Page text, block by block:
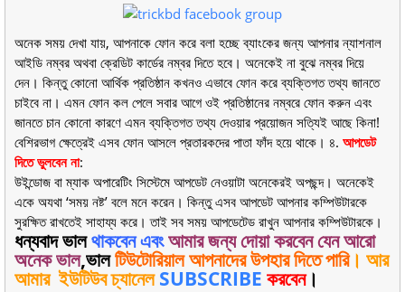
অনেক সময় দেখা যায়, আপনাকে ফোন করে বলা হচ্ছে ব্যাংকের জন্য আপনার ন্যাশনাল
আইডি নম্বর অথবা ক্রেডিট কার্ডের নম্বর দিতে হবে। অনেকেই না বুঝে নম্বর দিয়ে
দেন। কিন্তু কোনো আর্থিক প্রতিষ্ঠান কখনও এভাবে ফোন করে ব্যক্তিগত তথ্য জানতে
চাইবে না। এমন ফোন কল পেলে সবার আগে ওই প্রতিষ্ঠানের নম্বরে ফোন করুন এবং
জানতে চান কোনো কারণে এমন ব্যক্তিগত তথ্য দেওয়ার প্রয়োজন সত্যিই আছে কিনা!
বেশিরভাগ ক্ষেত্রেই এসব ফোন আসলে প্রতারকদের পাতা ফাঁদ হয়ে থাকে। ৪. আপডেট
দিতে ভুলবেন না:
উইন্ডোজ বা ম্যাক অপারেটিং সিস্টেমে আপডেট নেওয়াটা অনেকেরই অপছন্দ। অনেকেই
একে অযথা ‘সময় নষ্ট’ বলে মনে করেন। কিন্তু এসব আপডেট আপনার কম্পিউটারকে
সুরক্ষিত রাখতেই সাহায্য করে। তাই সব সময় আপডেটেড রাখুন আপনার কম্পিউটারকে।
ধন্যবাদ ভালথাকবেন এবংআমার জন্য দোয়া করবেন যেন আরো
অনেক ভাল,ভালটিউটোরিয়াল আপনাদের উপহার দিতে পারি। আর
আমার ইউটিউব চ্যানেলSUBSCRIBE করবেন।